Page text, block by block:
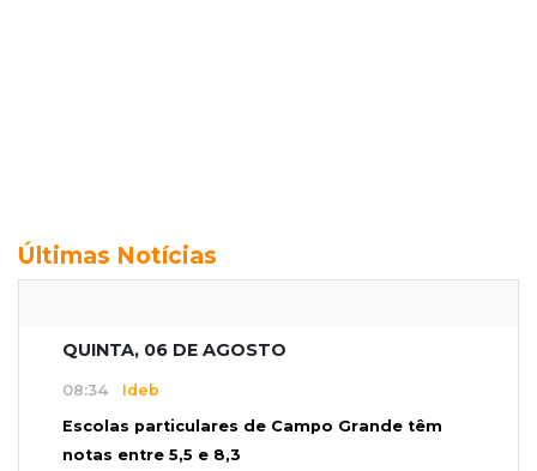
Últimas Notícias
QUINTA, 06 DE AGOSTO
08:34 Ideb
Escolas particulares de Campo Grande têm
notas entre 5,5 e 8,3